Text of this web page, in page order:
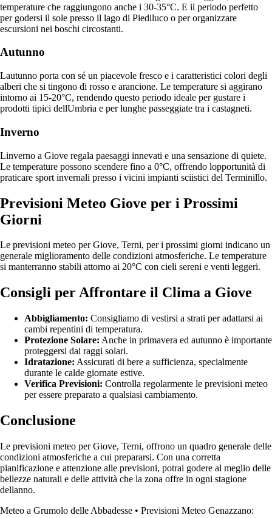
temperature che raggiungono anche i 30-35°C. E il periodo perfetto
per godersi il sole presso il lago di Piediluco o per organizzare
escursioni nei boschi circostanti.
Autunno
Lautunno porta con sé un piacevole fresco e i caratteristici colori degli
alberi che si tingono di rosso e arancione. Le temperature si aggirano
intorno ai 15-20°C, rendendo questo periodo ideale per gustare i
prodotti tipici dellUmbria e per lunghe passeggiate tra i castagneti.
Inverno
Linverno a Giove regala paesaggi innevati e una sensazione di quiete.
Le temperature possono scendere fino a 0°C, offrendo lopportunità di
praticare sport invernali presso i vicini impianti sciistici del Terminillo.
Previsioni Meteo Giove per i Prossimi
Giorni
Le previsioni meteo per Giove, Terni, per i prossimi giorni indicano un
generale miglioramento delle condizioni atmosferiche. Le temperature
si manterranno stabili attorno ai 20°C con cieli sereni e venti leggeri.
Consigli per Affrontare il Clima a Giove
Abbigliamento: Consigliamo di vestirsi a strati per adattarsi ai
cambi repentini di temperatura.
Protezione Solare: Anche in primavera ed autunno è importante
proteggersi dai raggi solari.
Idratazione: Assicurati di bere a sufficienza, specialmente
durante le calde giornate estive.
Verifica Previsioni: Controlla regolarmente le previsioni meteo
per essere preparato a qualsiasi cambiamento.
Conclusione
Le previsioni meteo per Giove, Terni, offrono un quadro generale delle
condizioni atmosferiche a cui prepararsi. Con una corretta
pianificazione e attenzione alle previsioni, potrai godere al meglio delle
bellezze naturali e delle attività che la zona offre in ogni stagione
dellanno.
Meteo a Grumolo delle Abbadesse • Previsioni Meteo Genazzano: